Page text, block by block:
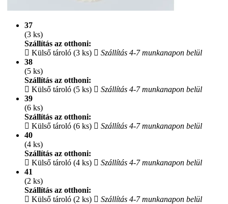
37
(3 ks)
Szállítás az otthoni:
Külső tároló (3 ks)
Szállítás 4-7 munkanapon belül
38
(5 ks)
Szállítás az otthoni:
Külső tároló (5 ks)
Szállítás 4-7 munkanapon belül
39
(6 ks)
Szállítás az otthoni:
Külső tároló (6 ks)
Szállítás 4-7 munkanapon belül
40
(4 ks)
Szállítás az otthoni:
Külső tároló (4 ks)
Szállítás 4-7 munkanapon belül
41
(2 ks)
Szállítás az otthoni:
Külső tároló (2 ks)
Szállítás 4-7 munkanapon belül